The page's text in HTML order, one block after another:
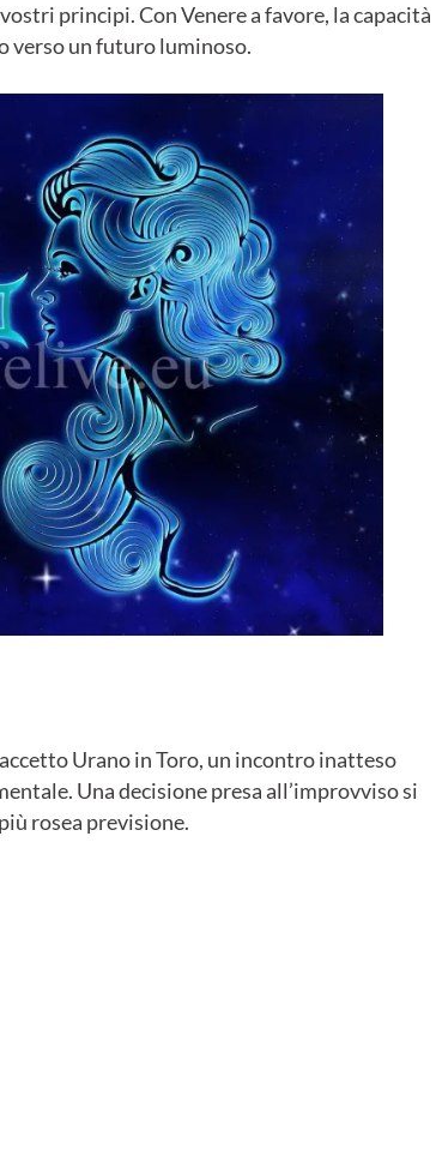
principi. Con Venere a favore, la capacità
verso un futuro luminoso.
Urano in Toro, un incontro inatteso
Una decisione presa all’improvviso si
rosea previsione.